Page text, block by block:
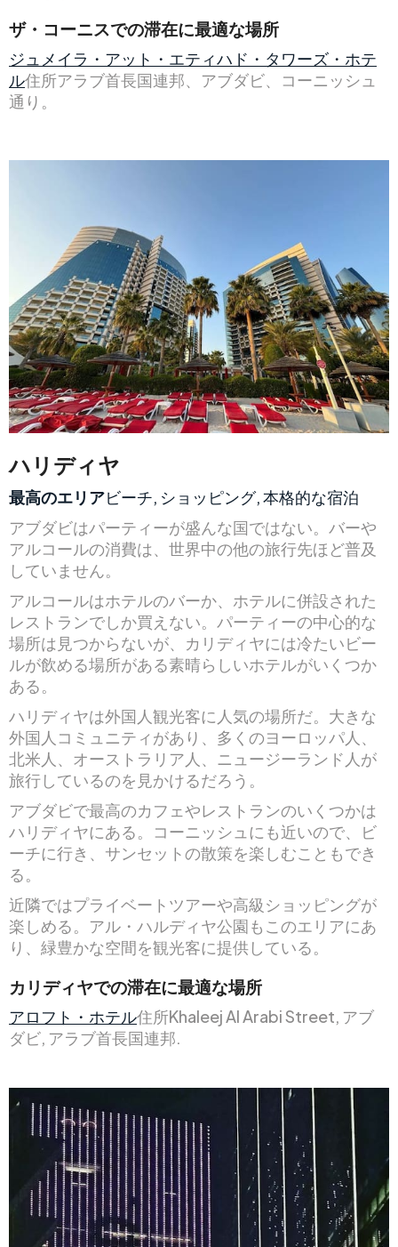
ザ・コーニスでの滞在に最適な場所
ジュメイラ・アット・エティハド・タワーズ・ホテ
ル住所アラブ首長国連邦、アブダビ、コーニッシュ
通り。
ハリディヤ
最高のエリアビーチ, ショッピング, 本格的な宿泊
アブダビはパーティーが盛んな国ではない。バーや
アルコールの消費は、世界中の他の旅行先ほど普及
していません。
アルコールはホテルのバーか、ホテルに併設された
レストランでしか買えない。パーティーの中心的な
場所は見つからないが、カリディヤには冷たいビー
ルが飲める場所がある素晴らしいホテルがいくつか
ある。
ハリディヤは外国人観光客に人気の場所だ。大きな
外国人コミュニティがあり、多くのヨーロッパ人、
北米人、オーストラリア人、ニュージーランド人が
旅行しているのを見かけるだろう。
アブダビで最高のカフェやレストランのいくつかは
ハリディヤにある。コーニッシュにも近いので、ビ
ーチに行き、サンセットの散策を楽しむこともでき
る。
近隣ではプライベートツアーや高級ショッピングが
楽しめる。アル・ハルディヤ公園もこのエリアにあ
り、緑豊かな空間を観光客に提供している。
カリディヤでの滞在に最適な場所
アロフト・ホテル住所Khaleej Al Arabi Street, アブ
ダビ, アラブ首長国連邦.